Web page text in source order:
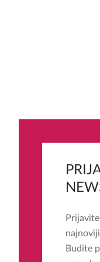
Budite